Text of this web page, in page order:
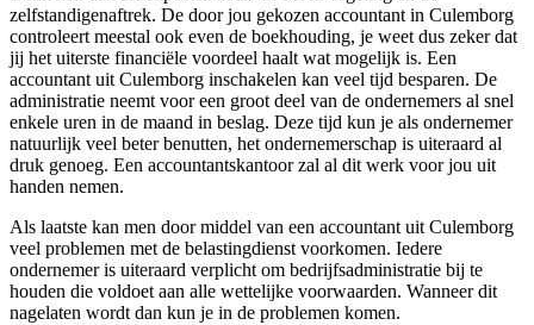
zelfstandigenaftrek. De door jou gekozen accountant in Culemborg
controleert meestal ook even de boekhouding, je weet dus zeker dat
jij het uiterste financiële voordeel haalt wat mogelijk is. Een
accountant uit Culemborg inschakelen kan veel tijd besparen. De
administratie neemt voor een groot deel van de ondernemers al snel
enkele uren in de maand in beslag. Deze tijd kun je als ondernemer
natuurlijk veel beter benutten, het ondernemerschap is uiteraard al
druk genoeg. Een accountantskantoor zal al dit werk voor jou uit
handen nemen.
Als laatste kan men door middel van een accountant uit Culemborg
veel problemen met de belastingdienst voorkomen. Iedere
ondernemer is uiteraard verplicht om bedrijfsadministratie bij te
houden die voldoet aan alle wettelijke voorwaarden. Wanneer dit
nagelaten wordt dan kun je in de problemen komen.